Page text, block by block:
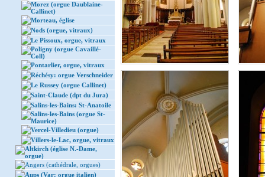
Morez (orgue Daublaine-
Callinet)
Morteau, église
Nods (orgue, vitraux)
Le Pissoux, orgue, vitraux
Poligny (orgue Cavaillé-
Coll)
Pontarlier, orgue, vitraux
Réchésy: orgue Verschneider
Le Russey (orgue Callinet)
Saint-Claude (dpt du Jura)
Salins-les-Bains: St-Anatoile
Salins-les-Bains (orgue St-
Maurice)
Vercel-Villedieu (orgue)
Villers-le-Lac, orgue, vitraux
Altkirch (église N.-Dame,
orgue)
Angers (cathédrale, orgues)
Aups (Var: orgue italien)